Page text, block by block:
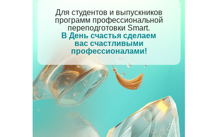
Для студентов и выпускников
программ профессиональной
переподготовки Smart.
В День счастья сделаем
вас счастливыми
профессионалами!